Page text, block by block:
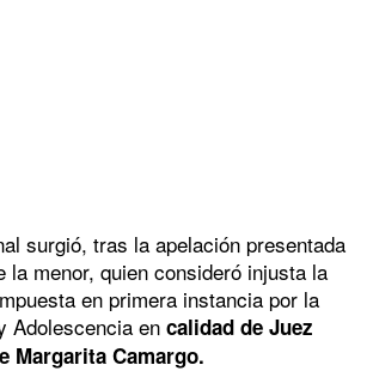
surgió, tras la apelación presentada
la menor, quien consideró injusta la
en primera instancia por la
Adolescencia en calidad de Juez
Margarita Camargo.